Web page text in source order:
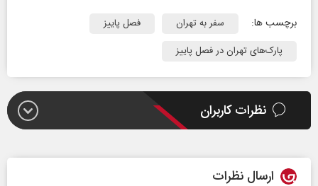
برچسب ها: سفر به تهران
فصل پاییز
پارک‌های تهران در فصل پاییز
نظرات کاربران
ارسال نظرات